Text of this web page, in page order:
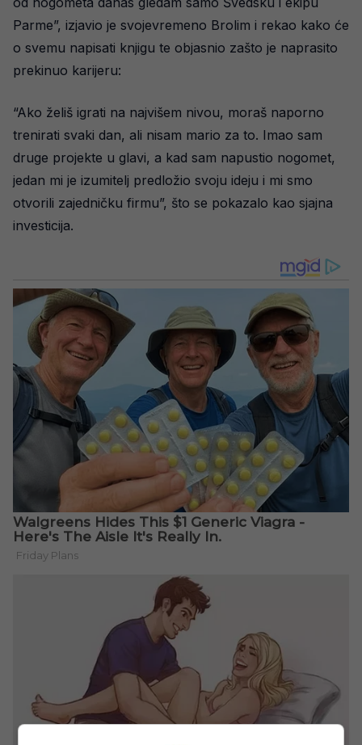
Parme”, izjavio je svojevremeno Brolim i rekao kako će
o svemu napisati knjigu te objasnio zašto je naprasito
prekinuo karijeru:
“Ako želiš igrati na najvišem nivou, moraš naporno
trenirati svaki dan, ali nisam mario za to. Imao sam
druge projekte u glavi, a kad sam napustio nogomet,
jedan mi je izumitelj predložio svoju ideju i mi smo
otvorili zajedničku firmu”, što se pokazalo kao sjajna
investicija.